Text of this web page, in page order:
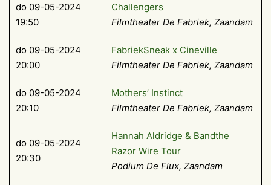
do 09-05-2024
19:50
Challengers
Filmtheater De Fabriek, Zaandam
do 09-05-2024
20:00
FabriekSneak x Cineville
Filmtheater De Fabriek, Zaandam
do 09-05-2024
20:10
Mothers’ Instinct
Filmtheater De Fabriek, Zaandam
do 09-05-2024
20:30
Hannah Aldridge & Bandthe
Razor Wire Tour
Podium De Flux, Zaandam